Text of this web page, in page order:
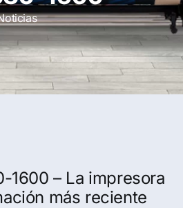
1600 – La impresora
más reciente